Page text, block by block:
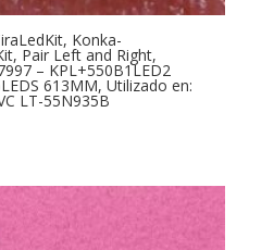
Konka-
Pair Left and Right,
– KPL+550B1LED2
613MM, Utilizado en:
LT-55N935B